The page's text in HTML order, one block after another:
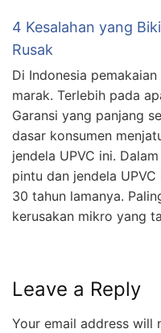
4 Kesalahan yang
Rusak
Di Indonesia
marak. Terlebih pada
Garansi yang panjang
dasar konsumen
jendela UPVC ini.
pintu dan jendela
30 tahun lamanya.
kerusakan mikro yang
Leave a Reply
Your email address will